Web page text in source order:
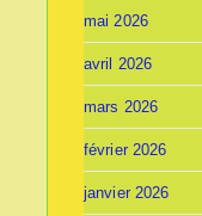
mai 2026
avril 2026
mars 2026
février 2026
janvier 2026